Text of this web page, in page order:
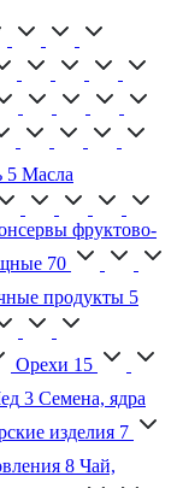
5 Масла
фруктово-
70
продукты 5
Орехи 15
3 Семена, ядра
изделия 7
8 Чай,